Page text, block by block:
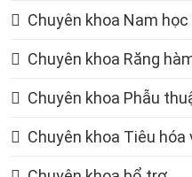
Chuyên khoa Nam học
Chuyên khoa Răng
Chuyên khoa Phẫu
Chuyên khoa Tiêu hóa